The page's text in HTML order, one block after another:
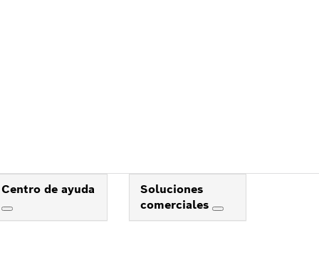
Centro de ayuda
Soluciones
comerciales